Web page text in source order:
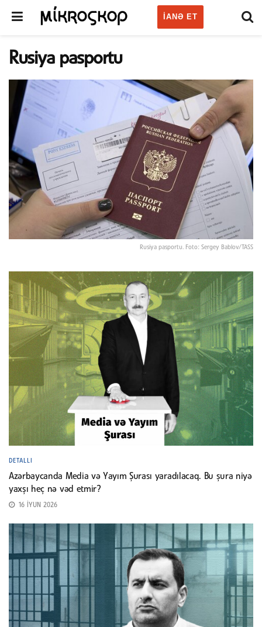
IANƏ ET
Rusiya pasportu
Rusiya pasportu. Foto: Sergey Bablov/TASS
DETALLI
Azərbaycanda Media və Yayım Şurası yaradılacaq. Bu şura niyə
yaxşı heç nə vəd etmir?
16 İYUN 2026